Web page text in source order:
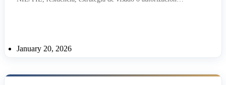
January 20, 2026